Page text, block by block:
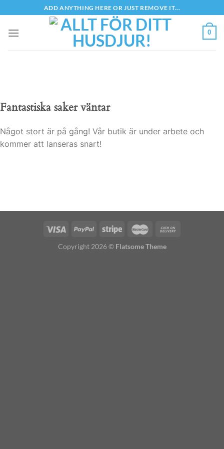
to
content
ADD ANYTHING HERE OR JUST REMOVE IT...
0
Fantastiska saker väntar
Något stort är på gång! Vår butik är under arbete och
kommer att lanseras snart!
Copyright 2026 © Flatsome Theme